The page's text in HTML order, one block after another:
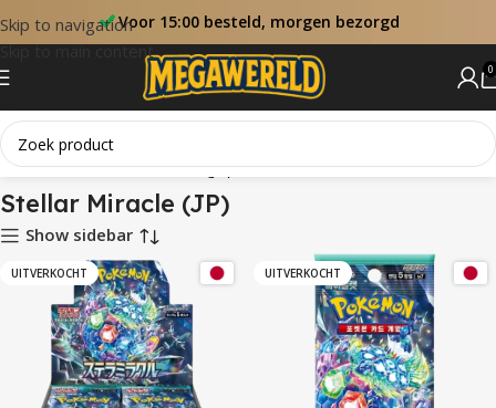
Skip to navigation
Skip to main content
Voor 15:00 besteld, morgen bezorgd
0
Home Sets Stellar Miracle (JP)
Stellar Miracle (JP)
Show sidebar
UITVERKOCHT UITVERKOCHT